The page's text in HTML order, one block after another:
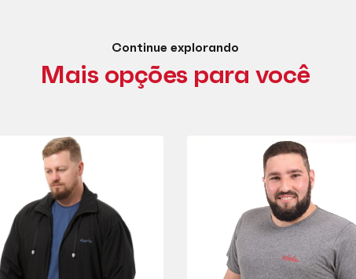
Continue explorando
Mais opções para você